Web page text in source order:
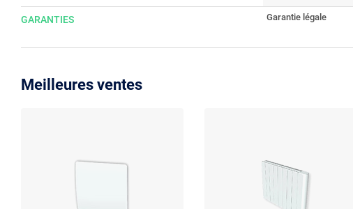
GARANTIES Garantie légale
Meilleures ventes